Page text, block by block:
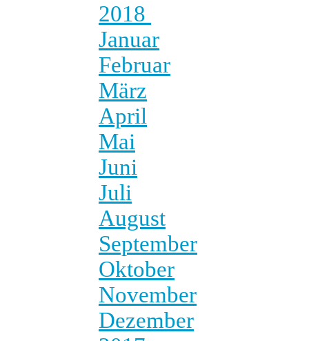
2018
Januar
Februar
März
April
Mai
Juni
Juli
August
September
Oktober
November
Dezember